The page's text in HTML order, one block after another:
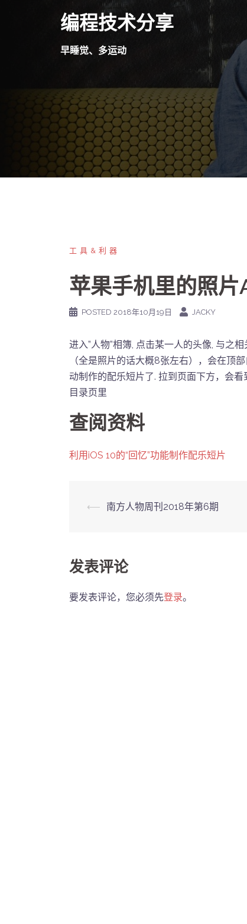
编程技术分享
早睡觉、多运动
工具&利器
苹果手机里的照
POSTED 2018年10月19日 JACKY
进入”人物”相簿, 点击某一人的头像, 与之
（全是照片的话大概8张左右），会在顶
动制作的配乐短片了. 拉到页面下方，会看
目录页里
查阅资料
利用iOS 10的“回忆”功能制作配乐短片
Post
⟵ 南方人物周刊2018年第6期
发表评论
要发表评论，您必须先登录。